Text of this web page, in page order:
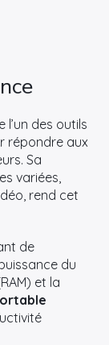
l’un des outils
répondre aux
Sa
variées,
rend cet
de
du
et la